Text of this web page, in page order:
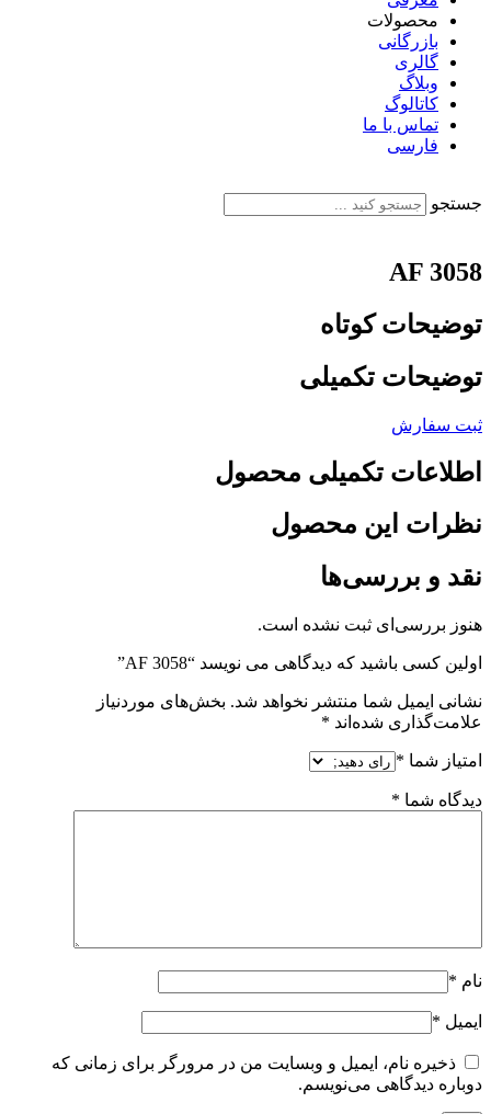
محصولات
بازرگانی
گالری
وبلاگ
کاتالوگ
تماس با ما
فارسی
جستجو
AF 3058
توضیحات کوتاه
توضیحات تکمیلی
ثبت سفارش
اطلاعات تکمیلی محصول
نظرات این محصول
نقد و بررسی‌ها
هنوز بررسی‌ای ثبت نشده است.
اولین کسی باشید که دیدگاهی می نویسد “AF 3058”
نشانی ایمیل شما منتشر نخواهد شد. بخش‌های موردنیاز
علامت‌گذاری شده‌اند *
امتیاز شما *
دیدگاه شما *
نام *
ایمیل *
ذخیره نام، ایمیل و وبسایت من در مرورگر برای زمانی که
دوباره دیدگاهی می‌نویسم.